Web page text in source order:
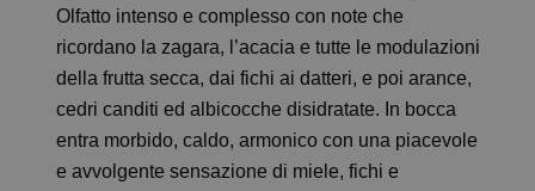
Olfatto intenso e complesso con note che
ricordano la zagara, l’acacia e tutte le modulazioni
della frutta secca, dai fichi ai datteri, e poi arance,
cedri canditi ed albicocche disidratate. In bocca
entra morbido, caldo, armonico con una piacevole
e avvolgente sensazione di miele, fichi e